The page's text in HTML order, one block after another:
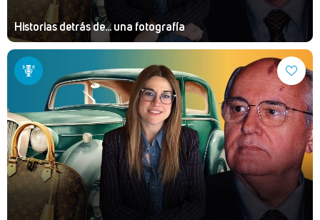
Historias detrás de... una fotografía